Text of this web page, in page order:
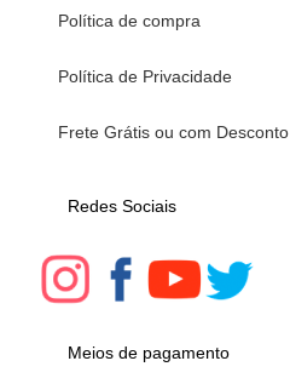
Política de compra
Política de Privacidade
Frete Grátis ou com Desconto
Redes Sociais
Meios de pagamento